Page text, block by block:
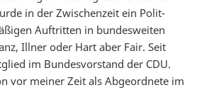
in der Zwischenzeit ein Polit-
Auftritten in bundesweiten
Illner oder Hart aber Fair. Seit
im Bundesvorstand der CDU.
vor meiner Zeit als Abgeordnete im